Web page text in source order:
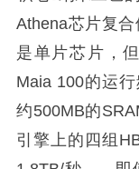
Athena芯片复
是单片芯片，
Maia 100的运
约500MB的
引擎上的四组